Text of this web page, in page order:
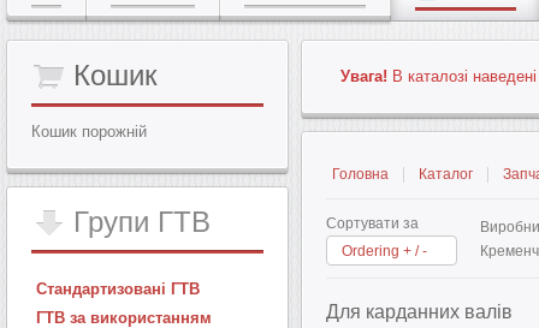
Увага! В каталозі
Головна Каталог
Сортувати за
Ordering + / -
Для карданних валів
Кошик
Кошик порожній
Групи ГТВ
Стандартизовані ГТВ
ГТВ за використанням